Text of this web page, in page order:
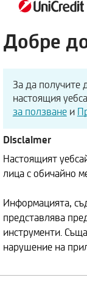
Добре
За да получите
настоящия
за ползванеи
Disclaimer
Настоящият
лица с обичайно
Информацията,
представлява
инструменти.
нарушение на